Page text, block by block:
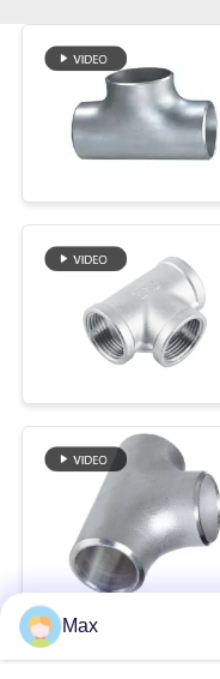
PRIVACY
POLICY
Max